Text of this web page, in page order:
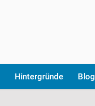
Hintergründe Blog